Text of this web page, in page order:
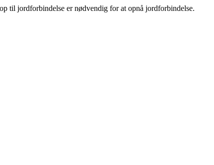
til jordforbindelse er nødvendig for at opnå jordforbindelse.